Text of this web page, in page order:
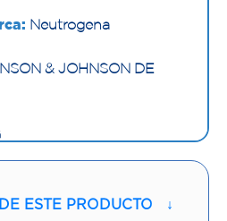
Neutrogena
& JOHNSON DE
ESTE PRODUCTO ↓